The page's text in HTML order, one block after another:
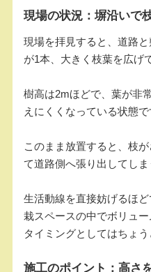
現場の状況：塀沿いで
現場を拝見すると、道路
が1本、大きく枝葉を広げ
樹高は2mほどで、葉が非
えにくくなっている状態で
このまま放置すると、枝
て道路側へ張り出してしま
生活動線を直接妨げるほ
栽スペースの中でボリュ
タイミングとしてはちょう
施工のポイント：高さ